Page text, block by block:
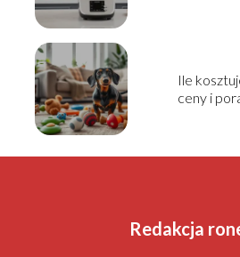
Ile
ceny i
Redakcja